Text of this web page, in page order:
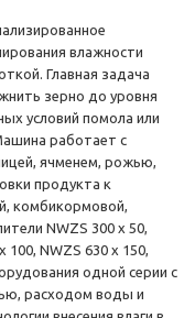
влажности
Главная задача
зерно до уровня
условий помола или
работает с
ячменем, рожью,
продукта к
комбикормовой,
NWZS 300 x 50,
100, NWZS 630 x 150,
одной серии с
расходом воды и